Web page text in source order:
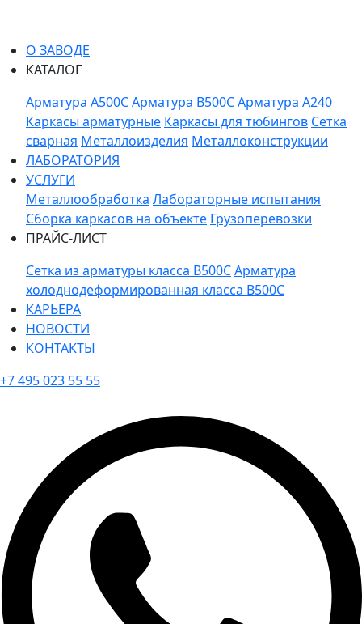
О ЗАВОДЕ
КАТАЛОГ
Арматура A500CАрматура B500CАрматура A240
Каркасы арматурные Каркасы для тюбингов Сетка
сварная Металлоизделия Металлоконструкции
ЛАБОРАТОРИЯ
УСЛУГИ
Металлообработка Лабораторные испытания
Сборка каркасов на объекте Грузоперевозки
ПРАЙС-ЛИСТ
Сетка из арматуры класса В500САрматура
холоднодеформированная класса В500С
КАРЬЕРА
НОВОСТИ
КОНТАКТЫ
+7 495 023 55 55